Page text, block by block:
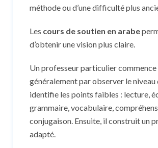
méthode ou d’une difficulté plus
Les cours de soutien en arabe
d’obtenir une vision plus claire.
Un professeur particulier commence
généralement par observer le niveau
identifie les points faibles : lecture,
grammaire, vocabulaire,
conjugaison. Ensuite, il construit un
adapté.